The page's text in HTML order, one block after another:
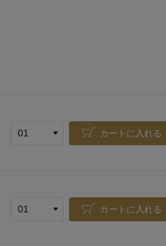
カートに入れる
カートに入れる